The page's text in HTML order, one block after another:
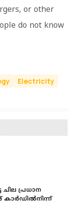
or other
do not know
Electricity
പ്രധാന
കാർഡിൽനിന്ന്